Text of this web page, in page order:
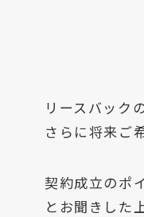
リースバック
さらに将来ご
契約成立のポ
とお聞きした